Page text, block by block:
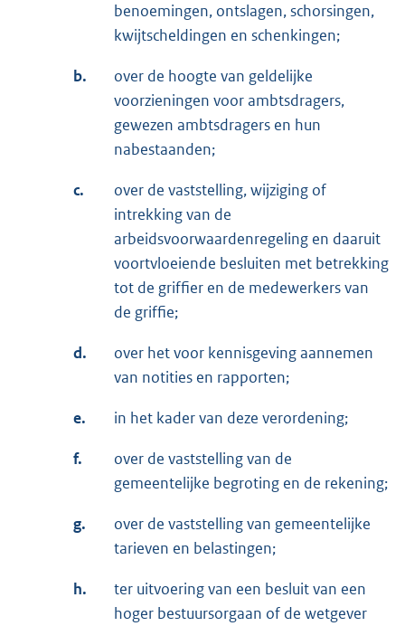
benoemingen, ontslagen, schorsingen,
kwijtscheldingen en schenkingen;
b.
over de hoogte van geldelijke
voorzieningen voor ambtsdragers,
gewezen ambtsdragers en hun
nabestaanden;
c.
over de vaststelling, wijziging of
intrekking van de
arbeidsvoorwaardenregeling en daaruit
voortvloeiende besluiten met betrekking
tot de griffier en de medewerkers van
de griffie;
d.
over het voor kennisgeving aannemen
van notities en rapporten;
e. in het kader van deze verordening;
f.
over de vaststelling van de
gemeentelijke begroting en de rekening;
g.
over de vaststelling van gemeentelijke
tarieven en belastingen;
h.
ter uitvoering van een besluit van een
hoger bestuursorgaan of de wetgever